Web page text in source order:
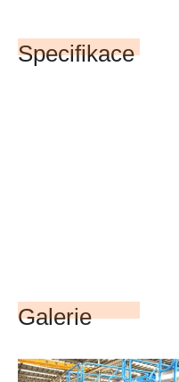
Specifikace
Galerie